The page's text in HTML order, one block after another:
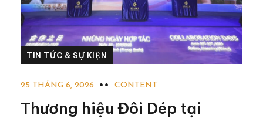
TIN TỨC & SỰ KIỆN
25 THÁNG 6, 2026 CONTENT
Thương hiệu Đôi Dép tại